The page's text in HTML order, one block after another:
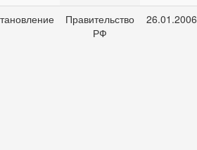
Правительство
РФ
26.01.2006